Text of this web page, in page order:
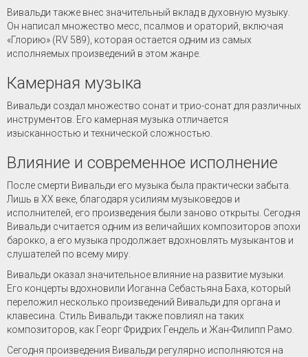
Вивальди также внес значительный вклад в духовную музыку.
Он написал множество месс, псалмов и ораторий, включая
«Глорию» (RV 589), которая остается одним из самых
исполняемых произведений в этом жанре.
Камерная музыка
Вивальди создал множество сонат и трио-сонат для различных
инструментов. Его камерная музыка отличается
изысканностью и технической сложностью.
Влияние и современное исполнение
После смерти Вивальди его музыка была практически забыта.
Лишь в XX веке, благодаря усилиям музыковедов и
исполнителей, его произведения были заново открыты. Сегодня
Вивальди считается одним из величайших композиторов эпохи
барокко, а его музыка продолжает вдохновлять музыкантов и
слушателей по всему миру.
Вивальди оказал значительное влияние на развитие музыки.
Его концерты вдохновили Иоганна Себастьяна Баха, который
переложил несколько произведений Вивальди для органа и
клавесина. Стиль Вивальди также повлиял на таких
композиторов, как Георг Фридрих Гендель и Жан-Филипп Рамо.
Сегодня произведения Вивальди регулярно исполняются на